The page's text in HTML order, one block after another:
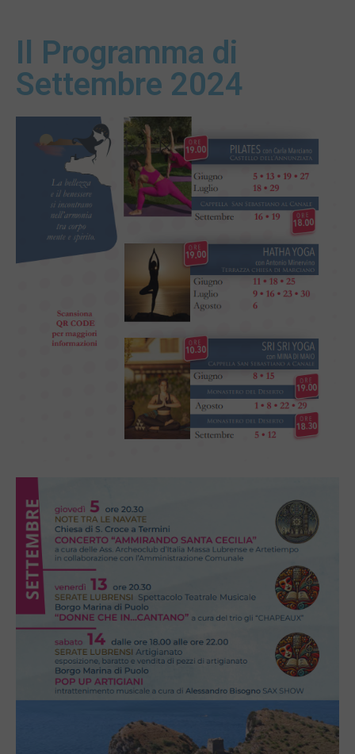
Il Programma di
Settembre 2024